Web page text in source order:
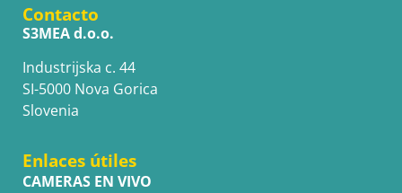
Contacto
S3MEA d.o.o.
Industrijska c. 44
SI-5000 Nova Gorica
Slovenia
Enlaces útiles
CAMERAS EN VIVO